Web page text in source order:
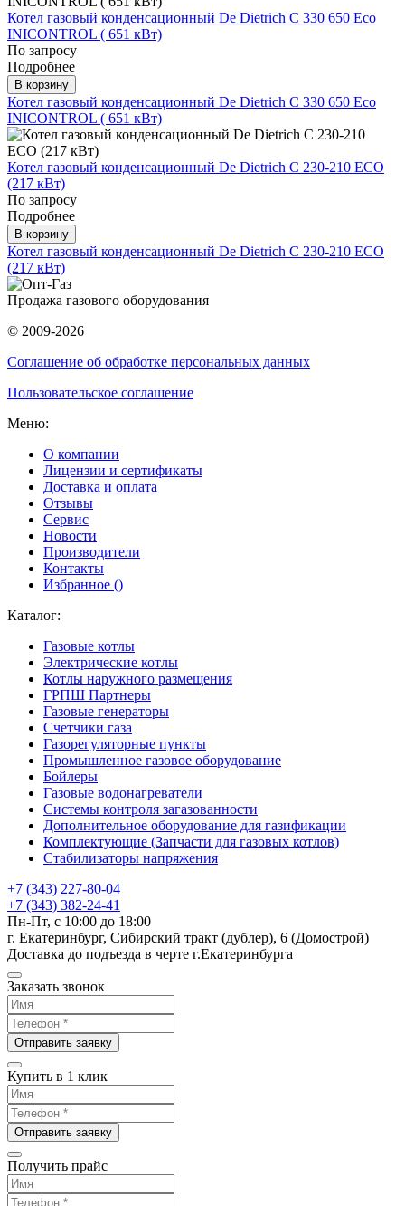
Котел газовый конденсационный De Dietrich C 330 650 Eco
INICONTROL ( 651 кВт)
По запросу
Подробнее
В корзину
Котел газовый конденсационный De Dietrich C 330 650 Eco
INICONTROL ( 651 кВт)
Котел газовый конденсационный De Dietrich C 230-210 ECO
(217 кВт)
По запросу
Подробнее
В корзину
Котел газовый конденсационный De Dietrich C 230-210 ECO
(217 кВт)
Продажа газового оборудования
© 2009-2026
Соглашение об обработке персональных данных
Пользовательское соглашение
Меню:
О компании
Лицензии и сертификаты
Доставка и оплата
Отзывы
Сервис
Новости
Производители
Контакты
Избранное ()
Каталог:
Газовые котлы
Электрические котлы
Котлы наружного размещения
ГРПШ Партнеры
Газовые генераторы
Счетчики газа
Газорегуляторные пункты
Промышленное газовое оборудование
Бойлеры
Газовые водонагреватели
Системы контроля загазованности
Дополнительное оборудование для газификации
Комплектующие (Запчасти для газовых котлов)
Стабилизаторы напряжения
+7 (343) 227-80-04
+7 (343) 382-24-41
Пн-Пт, с 10:00 до 18:00
г. Екатеринбург, Сибирский тракт (дублер), 6 (Домострой)
Доставка до подъезда в черте г.Екатеринбурга
Заказать звонок
Отправить заявку
Купить в 1 клик
Отправить заявку
Получить прайс